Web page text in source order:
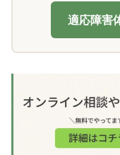
適応障害